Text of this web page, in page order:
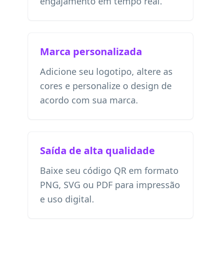
Marca personalizada
Adicione seu logotipo, altere as
cores e personalize o design de
acordo com sua marca.
Saída de alta qualidade
Baixe seu código QR em formato
PNG, SVG ou PDF para impressão
e uso digital.